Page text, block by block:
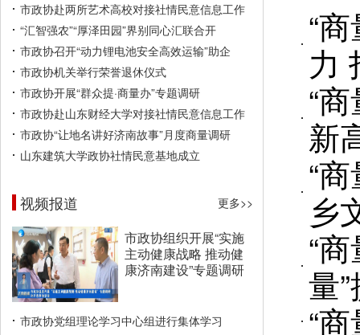
市政协赴两所艺术高校对接社情民意信息工作
“汇智强农”“厚泽田园”界别同心汇联合开
市政协召开“动力锂电池安全高效运输”助企
市政协机关举行荣誉退休仪式
市政协开展“群众提·商量办”专题调研
市政协赴山东财经大学对接社情民意信息工作
市政协“让地名讲好济南故事”月度商量调研
山东建筑大学政协社情民意基地成立
视频报道 更多>>
市政协组织开展“实施
主动健康战略 推动健
康济南建设”专题调研
市政协党组理论学习中心组进行集体学习
“
力
“
新
“
乡
“
量
“